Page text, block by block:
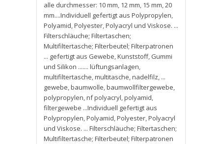
alle durchmesser: 10 mm, 12 mm, 15 mm,20
mm....Individuell gefertigt aus Polypropylen,
Polyamid,Polyester,Polyacryl und Viskose. ...
Filterschläuche; Filtertaschen;
Multifiltertasche; Filterbeutel; Filterpatronen
... gefertigt aus Gewebe,Kunststoff, Gummi
und Silikon ....... lüftungsanlagen,
multifiltertasche,multitasche,nadelfilz, ...
gewebe,baumwolle,baumwollfiltergewebe,
polypropylen,nf polyacryl,polyamid,
filtergewebe ...Individuell gefertigt aus
Polypropylen,Polyamid,Polyester,Polyacryl
und Viskose. ... Filterschläuche; Filtertaschen;
Multifiltertasche; Filterbeutel; Filterpatronen